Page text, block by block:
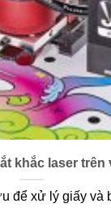
khắc laser trên
để xử lý giấy và